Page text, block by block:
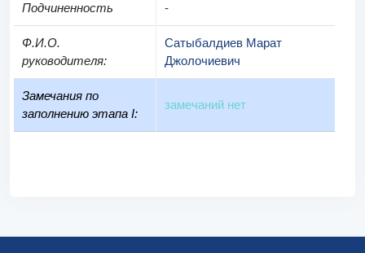
Подчиненность -
Ф.И.О.
руководителя:
Сатыбалдиев Марат
Джолочиевич
Замечания по
заполнению этапа I:
замечаний нет